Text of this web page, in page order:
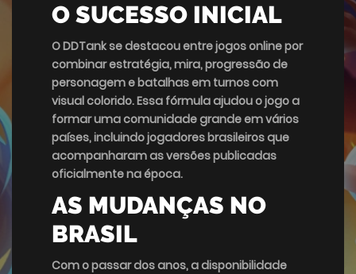
O SUCESSO INICIAL
O DDTank se destacou entre jogos online por
combinar estratégia, mira, progressão de
personagem e batalhas em turnos com
visual colorido. Essa fórmula ajudou o jogo a
formar uma comunidade grande em vários
países, incluindo jogadores brasileiros que
acompanharam as versões publicadas
oficialmente na época.
AS MUDANÇAS NO
BRASIL
Com o passar dos anos, a disponibilidade